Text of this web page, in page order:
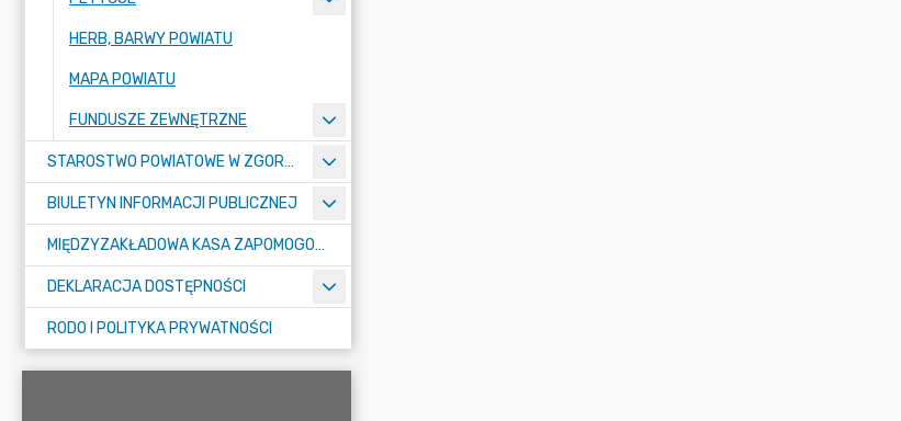
HERB, BARWY POWIATU
MAPA POWIATU
FUNDUSZE ZEWNĘTRZNE
STAROSTWO POWIATOWE W ZGORZELCU
BIULETYN INFORMACJI PUBLICZNEJ
MIĘDZYZAKŁADOWA KASA ZAPOMOGOWO-POŻYCZKOWA
DEKLARACJA DOSTĘPNOŚCI
RODO I POLITYKA PRYWATNOŚCI